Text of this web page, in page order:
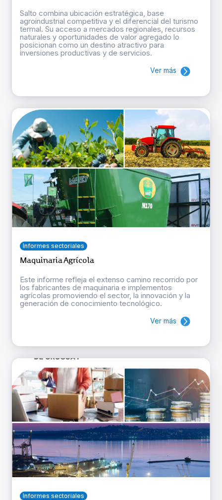
Salto combina ubicación estratégica, base
agroindustrial competitiva y el diferencial del turismo
termal. Su acceso a mercados regionales, recursos
naturales y oportunidades de valor agregado lo
posicionan como un destino atractivo para
inversiones productivas y de servicios.
Ver más
Informes sectoriales
Maquinaria Agrícola
Este informe refleja el extenso camino recorrido por
los fabricantes de maquinaria e implementos
agrícolas promoviendo el sector, la innovación y la
generación de conocimiento tecnológico.
Ver más
Informes sectoriales